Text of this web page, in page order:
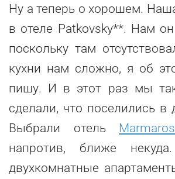
Ну а теперь о хорошем.
в отеле Patkovsky**. Нам
поскольку там
кухни нам сложно, я об
пишу. И в этот раз мы
сделали, что поселились в
Выбрали отель
напротив, ближе
двухкомнатные